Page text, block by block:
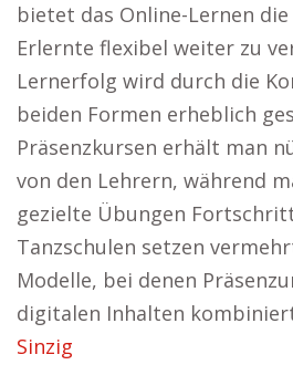
bietet das Online-Lernen
Erlernte flexibel weiter zu
Lernerfolg wird durch die
beiden Formen erheblich
Präsenzkursen erhält man
von den Lehrern, während
gezielte Übungen
Tanzschulen setzen
Modelle, bei denen
digitalen Inhalten
Sinzig